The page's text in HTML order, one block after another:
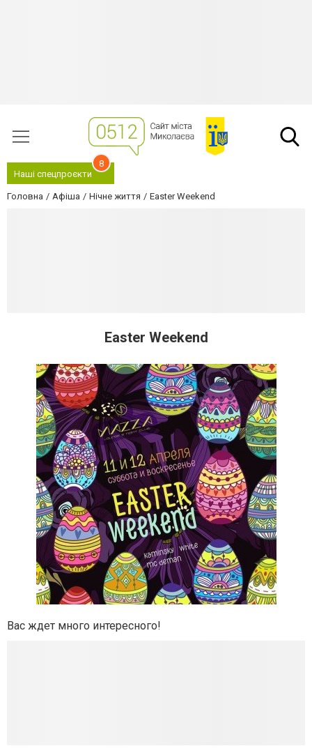
Наші спецпроєкти
8
Головна Афіша Нічне життя Easter Weekend
Easter Weekend
Вас ждет много интересного!